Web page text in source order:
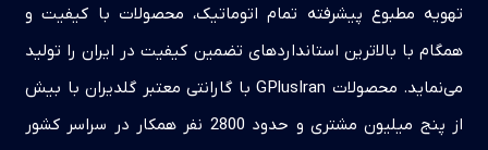
تهویه مطبوع پیشرفته تمام اتوماتیک، محصولات با کیفیت و
همگام با بالاترین استانداردهای تضمین کیفیت در ایران را تولید
می‌نماید. محصولات GPlusIran با گارانتی معتبر گلدیران با بیش
از پنج میلیون مشتری و حدود 2800 نفر همکار در سراسر کشور